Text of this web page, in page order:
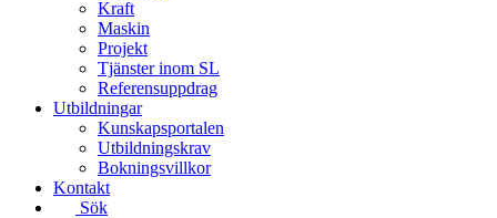
Kraft
Maskin
Projekt
Tjänster inom SL
Referensuppdrag
Utbildningar
Kunskapsportalen
Utbildningskrav
Bokningsvillkor
Kontakt
Sök